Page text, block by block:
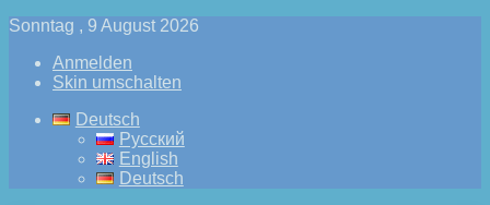
Sonntag , 9 August 2026
Anmelden
Skin umschalten
Deutsch
Русский
English
Deutsch